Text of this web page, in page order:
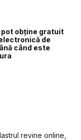
pot obține gratuit
de
când este
revine online,